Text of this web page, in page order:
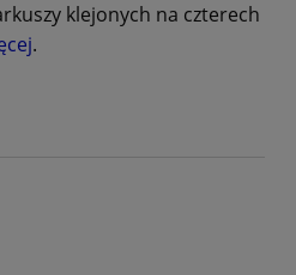
klejonych na czterech
.